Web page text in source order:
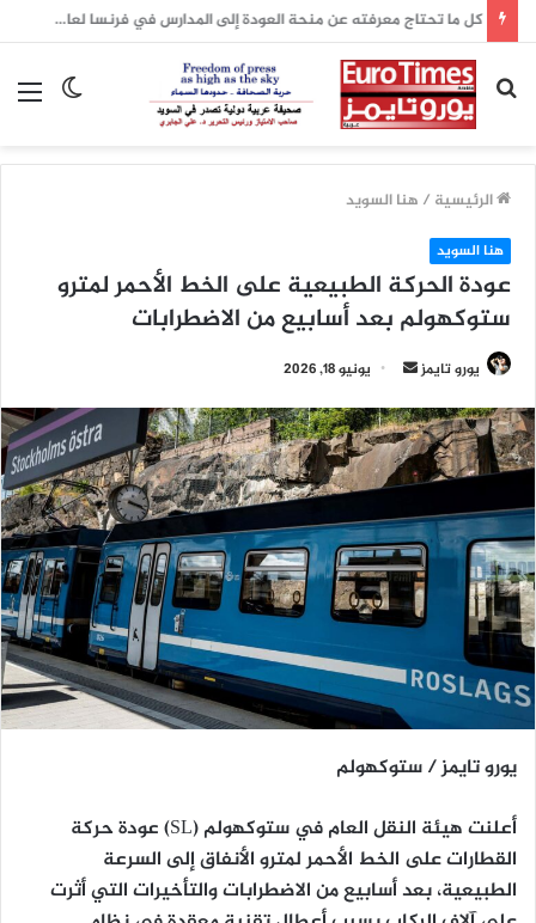
أكسيوس: واشنطن وطهران تقتربان من اتفاق لإعادة فتح مضيق هرمز والإعلان عنه اليوم
الوضع
بحث
عن
الرئيسية / هنا السويد
هنا السويد
عودة الحركة الطبيعية على الخط الأحمر لمترو
ستوكهولم بعد أسابيع من الاضطرابات
يورو تايمز
أرسل
إلكترونيا
يونيو 18, 2026
يورو تايمز / ستوكهولم
أعلنت هيئة النقل العام في ستوكهولم (SL) عودة حركة
القطارات على الخط الأحمر لمترو الأنفاق إلى السرعة
الطبيعية، بعد أسابيع من الاضطرابات والتأخيرات التي أثرت